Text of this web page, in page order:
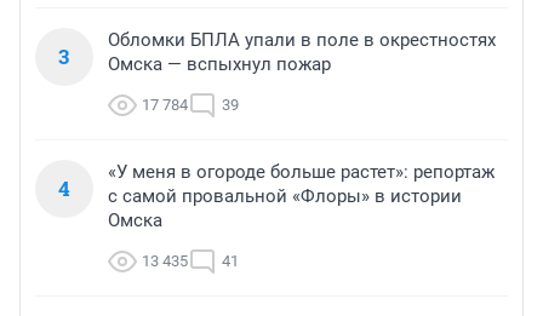
3
Обломки БПЛА упали в поле в окрестностях
Омска — вспыхнул пожар
17 784 39
4
«У меня в огороде больше растет»: репортаж
с самой провальной «Флоры» в истории
Омска
13 435 41